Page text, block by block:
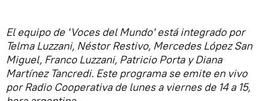
El equipo de 'Voces del Mundo' está integrado por
Telma Luzzani, Néstor Restivo, Mercedes López San
Miguel, Franco Luzzani, Patricio Porta y Diana
Martínez Tancredi. Este programa se emite en vivo
por Radio Cooperativa de lunes a viernes de 14 a 15,